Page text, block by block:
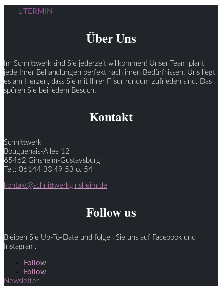
TERMIN
Über Uns
Im Schnittwerk sind Sie jederzeit willkommen! Unser Team plant
jede Ihrer Behandlungen perfekt nach ihren Bedürfnissen. Uns liegt
es am Herzen, dass Sie mit Ihrer Frisur rundum zufrieden sind. Das
spüren Sie bei jedem Besuch.
Kontakt
Schnittwerk
Bouguenais-Allee 12
65462 Ginsheim-Gustavsburg
Tel.: 06144 33 49 53 o. 54
kontakt@schnittwerkginsheim.de
Follow us
Bleiben Sie Up-To-Date und folgen Sie uns auf Facebook und
Instagram.
Follow
Follow
Newsletter